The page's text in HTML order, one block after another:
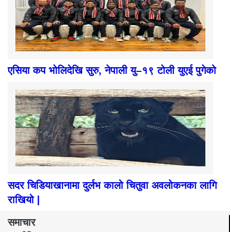
एसिया कप भोलिदेखि सुरु, नेपाली यु–१९ टोली युएई पुगेको
सदर चिडियाखानामा दुर्लभ कालो चितुवा अवलोकनका लागि
राखियो |
समाचार